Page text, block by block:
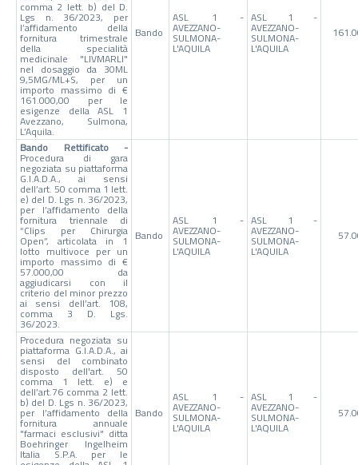
comma 2 lett. b) del D.
Lgs n. 36/2023, per
l’affidamento della
fornitura trimestrale
della specialità
medicinale "LIVMARLI"
nel dosaggio da 30ML
9,5MG/ML+S, per un
importo massimo di €
161.000,00 per le
esigenze della ASL 1
Avezzano, Sulmona,
L’Aquila.
Bando
ASL 1 -
AVEZZANO-
SULMONA-
L'AQUILA
ASL 1 -
AVEZZANO-
SULMONA-
L'AQUILA
Bando Rettificato -
Procedura di gara
negoziata su piattaforma
G.I.A.D.A., ai sensi
dell’art. 50 comma 1 lett.
e) del D. Lgs n. 36/2023,
per l’affidamento della
fornitura triennale di
“Clips per Chirurgia
Open”, articolata in 1
lotto multivoce per un
importo massimo di €
57.000,00 da
aggiudicarsi con il
criterio del minor prezzo
ai sensi dell’art. 108,
comma 3 D. Lgs.
36/2023.
Bando
ASL 1 -
AVEZZANO-
SULMONA-
L'AQUILA
ASL 1 -
AVEZZANO-
SULMONA-
L'AQUILA
Procedura negoziata su
piattaforma G.I.A.D.A., ai
sensi del combinato
disposto dell'art. 50
comma 1 lett. e) e
dell’art.76 comma 2 lett.
b) del D. Lgs n. 36/2023,
per l’affidamento della
fornitura annuale
"farmaci esclusivi" ditta
Boehringer Ingelheim
Italia S.P.A. per le
Bando
ASL 1 -
AVEZZANO-
SULMONA-
L'AQUILA
ASL 1 -
AVEZZANO-
SULMONA-
L'AQUILA